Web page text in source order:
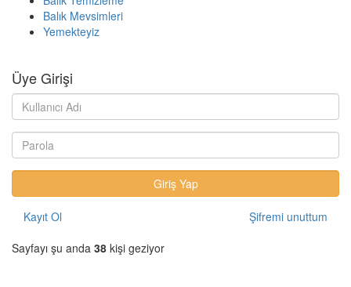
Balık Mevsimleri
Yemekteyiz
Üye Girişi
Kayıt Ol
Şifremi unuttum
Sayfayı şu anda 38 kişi geziyor